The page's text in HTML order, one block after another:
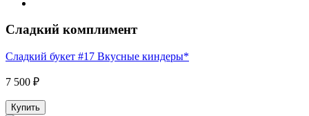
Сладкий комплимент
Сладкий букет #17 Вкусные киндеры*
7 500 ₽
Купить